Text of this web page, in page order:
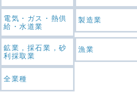
電気・ガス・熱供
給・水道業
製造業
鉱業，採石業，砂
利採取業
漁業
全業種